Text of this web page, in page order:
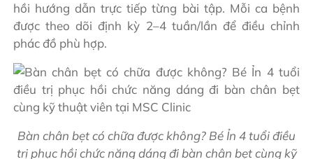
hồi hướng dẫn trực tiếp từng bài tập. Mỗi ca bệnh
được theo dõi định kỳ 2–4 tuần/lần để điều chỉnh
phác đồ phù hợp.
Bàn chân bẹt có chữa được không? Bé Ỉn 4 tuổi điều
trị phục hồi chức năng dáng đi bàn chân bẹt cùng kỹ